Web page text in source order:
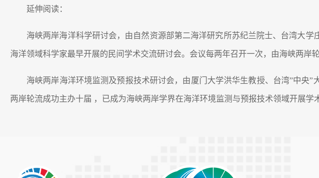
延伸阅读：
海峡两岸海洋科学研讨会，由自然资源部第二海洋研究所苏纪兰院士、台湾大
海洋领域科学家最早开展的民间学术交流研讨会。会议每两年召开一次，由海峡两岸
海峡两岸海洋环境监测及预报技术研讨会，由厦门大学洪华生教授、台湾”中央
两岸轮流成功主办十届 ，已成为海峡两岸学界在海洋环境监测与预报技术领域开展学